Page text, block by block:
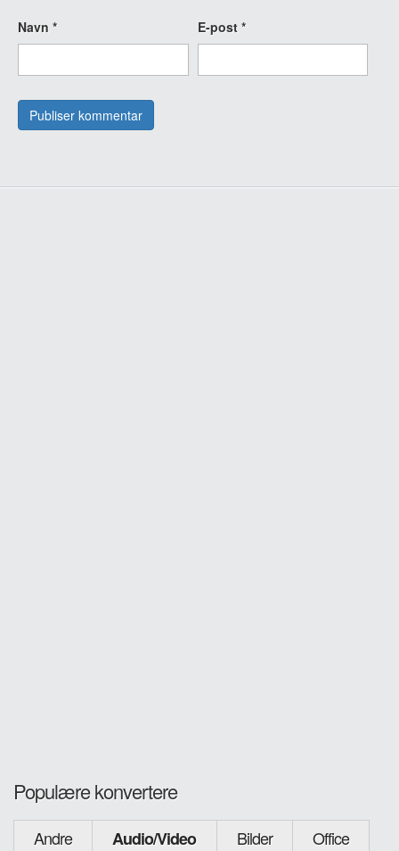
Navn * E-post *
Populære konvertere
Andre Audio/Video Bilder Office